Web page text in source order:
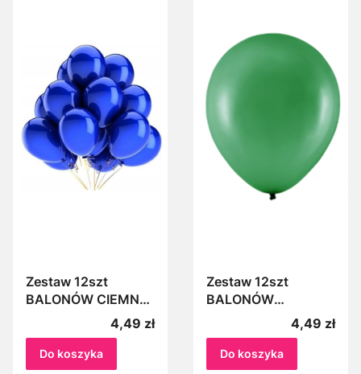
Zestaw 12szt
BALONÓW CIEMNO
CHABROWYCH 12
cali Balony
Ciemnoniebieskie,
Cena
4,49 zł
Do koszyka
Zestaw 12szt
BALONÓW
metalizowanych
BUTELKOWA
ZIELEŃ balony 12cali
ok. 30 - 35cm
Cena
4,49 zł
Do koszyka